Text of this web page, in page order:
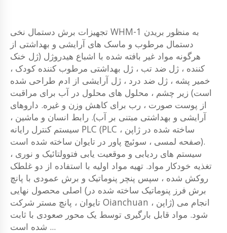
تجهیزات برش دستمال نخی WHM-1 به منظور بریدن
دستمال مرطوب و ماسک های آرایشی و بهداشتی از
هرگونه مواد غیر بافته شده با اشباع هیدروژل (ژل خنک
کننده ، ژل ضد تب ، ژل بهداشتی مرطوب کننده کودک ،
خمیر پشه ، ژل ضد درد ، ژل آرایشی از ادم طراحی شده
است) زیر چشم ، محلول های محلول در آب برای مراقبت
از پوست صورت ، رب برای کاهش وزن و غیره. داروهای
آرایشی و بهداشتی مبتنی بر آب). رابط انسان و ماشین ،
سیستم کنترل رایانه PLC (PLC ساخته شده در ژاپن ،
صفحه لمسی ، سوئیچ پاور در تایوان ساخته شده است).
سیستم های ردیابی و موقعیت یابی فتوولتائیک و نوری ،
تغذیه خودکار مواد. تهیه مواد اولیه با استفاده از دو غلطک
روکش شده ، سپس پنچر پنوماتیک و برش عمودی با پانچ
اصلی محصول نهایی (برش فرز پنوماتیک ساخته شده در
تایوان ، پانچ مستر شرکت Oianchuan ، ژاپن) انجام می
شود. مواد قابل بارگیری توسط یک محور صعودی با ثابت
شده است ...